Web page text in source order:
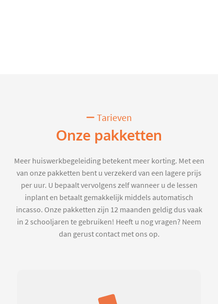
Tarieven
Onze pakketten
Meer huiswerkbegeleiding betekent meer korting. Met een
van onze pakketten bent u verzekerd van een lagere prijs
per uur. U bepaalt vervolgens zelf wanneer u de lessen
inplant en betaalt gemakkelijk middels automatisch
incasso. Onze pakketten zijn 12 maanden geldig dus vaak
in 2 schooljaren te gebruiken! Heeft u nog vragen? Neem
dan gerust contact met ons op.